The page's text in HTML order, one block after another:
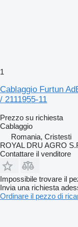
1
Cablaggio Furtun
/ 2111955-11
Prezzo su richiesta
Cablaggio
Romania, Cristesti
ROYAL DRU AGRO
Contattare il venditore
Impossibile trovare il
Invia una richiesta
Ordinare il pezzo di